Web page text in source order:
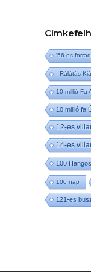
'56-os
- Rálátás
10 millió Fa
10 millió fa
12-es
14-es
100
100 nap
121-es